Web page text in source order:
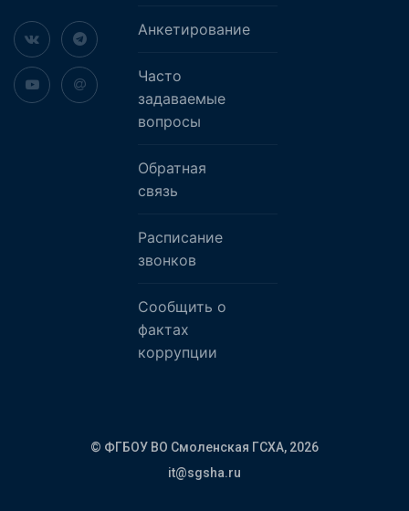
Анкетирование
Часто
задаваемые
вопросы
Обратная
связь
Расписание
звонков
Сообщить о
фактах
коррупции
© ФГБОУ ВО Смоленская ГСХА, 2026
it@sgsha.ru